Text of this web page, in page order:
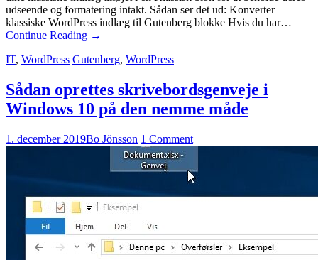
udseende og formatering intakt. Sådan ser det ud: Konverter
klassiske WordPress indlæg til Gutenberg blokke Hvis du har…
Continue Reading →
IT, WordPress Gutenberg, WordPress
Sådan oprettes skrivebordsgenveje i
Windows 10 på den nemme måde
1. december 2019Bo Jönsson 1 Comment